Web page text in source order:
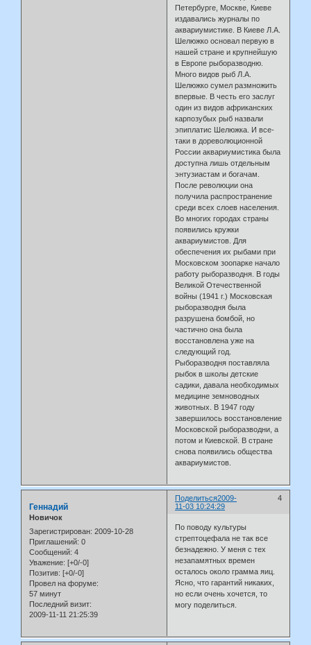
Петербурге, Москве, Киеве
издавались журналы по
аквариумистике. В Киеве Л.А.
Шелюжко основал первую в
нашей стране и крупнейшую
в Европе рыборазводню.
Много видов рыб Л.А.
Шелюжко сумел размножить
впервые. В честь его заслуг
один из видов африканских
карпозубых рыб назвали
эпиплатис Шелюжка. И все-
таки в дореволюционной
России аквариумистика была
доступна лишь отдельным
энтузиастам и богачам.
После революции она
получила распространение
среди всех слоев населения.
Во многих городах страны
появились кружки
аквариумистов. Для
обеспечения их рыбами при
Московском зоопарке начало
работу рыборазводня. В годы
Великой Отечественной
войны (1941 г.) Московская
рыборазводня была
разрушена бомбой, но
частично она была
восстановлена уже на
следующий год.
Рыборазводня поставляла
рыбок в школы детские
садики, давала необходимых
медицине земноводных
животных. В 1947 году
завершилось восстановление
Московской рыборазводни, а
потом и Киевской. В стране
снова появились общества
аквариумистов.
Поделиться 4
2009-
11-03 10:24:29
Геннадий
Новичок
Зарегистрирован: 2009-10-28
Приглашений: 0
Сообщений: 4
Уважение: [+0/-0]
Позитив: [+0/-0]
Провел на форуме:
57 минут
Последний визит:
2009-11-11 21:25:39
По поводу культуры
стрептоцефала не так все
безнадежно. У меня с тех
незапамятных времен
осталось около грамма яиц.
Ясно, что гарантий никаких,
но если очень хочется, то
могу поделиться.